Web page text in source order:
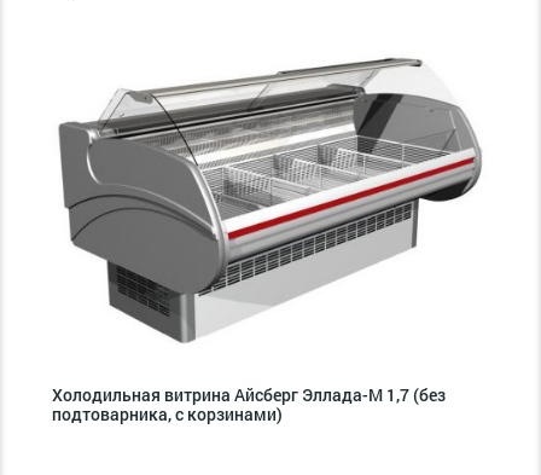
Холодильная витрина Айсберг Эллада-М 1,7 (без
подтоварника, с корзинами)